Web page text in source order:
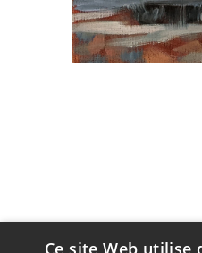
Ce site Web utilise